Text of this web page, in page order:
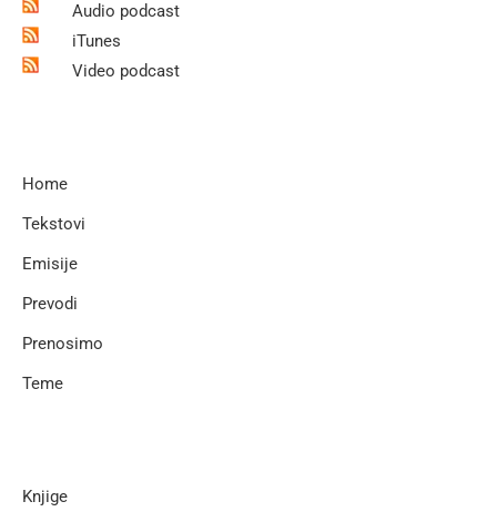
Audio podcast
iTunes
Video podcast
Home
Tekstovi
Emisije
Prevodi
Prenosimo
Teme
Knjige